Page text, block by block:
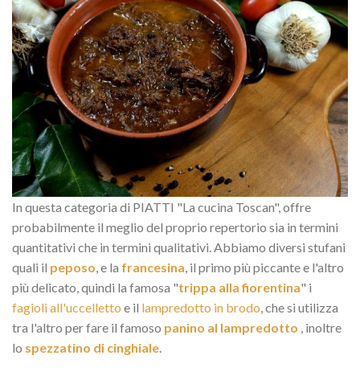
In questa categoria di PIATTI "La cucina Toscan", offre
probabilmente il meglio del proprio repertorio sia in termini
quantitativi che in termini qualitativi. Abbiamo diversi stufani
quali il peposo, e la francesina, il primo più piccante e l'altro
più delicato, quindi la famosa "trippa alla fiorentina" i
fagioli all'uccelletto e il lampredotto in brodo, che si utilizza
tra l'altro per fare il famoso panino al lampredotto , inoltre
lo spezzatino di cinghiale.